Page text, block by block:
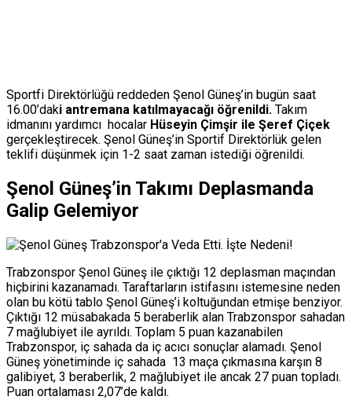
Sportfi Direktörlüğü reddeden Şenol Güneş’in bugün saat
16.00’daki antremana katılmayacağı öğrenildi. Takım
idmanını yardımcı hocalar Hüseyin Çimşir ile Şeref Çiçek
gerçekleştirecek. Şenol Güneş’in Sportif Direktörlük gelen
teklifi düşünmek için 1-2 saat zaman istediği öğrenildi.
Şenol Güneş’in Takımı Deplasmanda
Galip Gelemiyor
Trabzonspor Şenol Güneş ile çıktığı 12 deplasman maçından
hiçbirini kazanamadı. Taraftarların istifasını istemesine neden
olan bu kötü tablo Şenol Güneş’i koltuğundan etmişe benziyor.
Çıktığı 12 müsabakada 5 beraberlik alan Trabzonspor sahadan
7 mağlubiyet ile ayrıldı. Toplam 5 puan kazanabilen
Trabzonspor, iç sahada da iç acıcı sonuçlar alamadı. Şenol
Güneş yönetiminde iç sahada 13 maça çıkmasına karşın 8
galibiyet, 3 beraberlik, 2 mağlubiyet ile ancak 27 puan topladı.
Puan ortalaması 2,07’de kaldı.